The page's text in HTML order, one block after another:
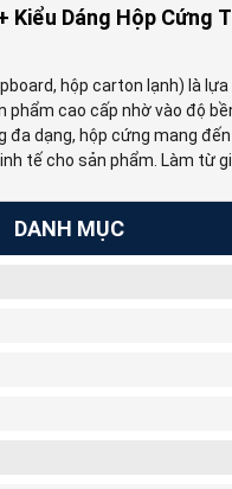
Kiểu Dáng Hộp Cứng
hộp carton lạnh) là
phẩm cao cấp nhờ vào độ
đa dạng, hộp cứng mang
tế cho sản phẩm. Làm từ
DANH MỤC